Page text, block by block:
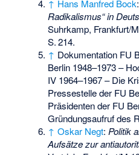
↑ Hans Manfred Bock:
Radikalismus“ in
Suhrkamp, Frankfurt/
S.214.
↑ Dokumentation FU
Berlin 1948–1973 –
IV 1964–1967 – Die
Pressestelle der FU
Präsidenten der FU
Gründungsaufruf des
↑ Oskar Negt: Politik
Aufsätze zur